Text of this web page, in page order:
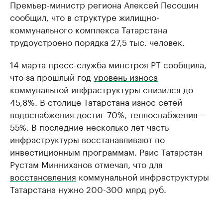
Премьер-министр региона Алексей Песошин
сообщил, что в структуре жилищно-
коммунального комплекса Татарстана
трудоустроено порядка 27,5 тыс. человек.
14 марта пресс-служба минстроя РТ сообщила,
что за прошлый год уровень износа
коммунальной инфраструктуры снизился до
45,8%. В столице Татарстана износ сетей
водоснабжения достиг 70%, теплоснабжения –
55%. В последние несколько лет часть
инфраструктуры восстанавливают по
инвестиционным программам. Раис Татарстан
Рустам Минниханов отмечал, что для
восстановления коммунальной инфраструктуры
Татарстана нужно 200-300 млрд руб.